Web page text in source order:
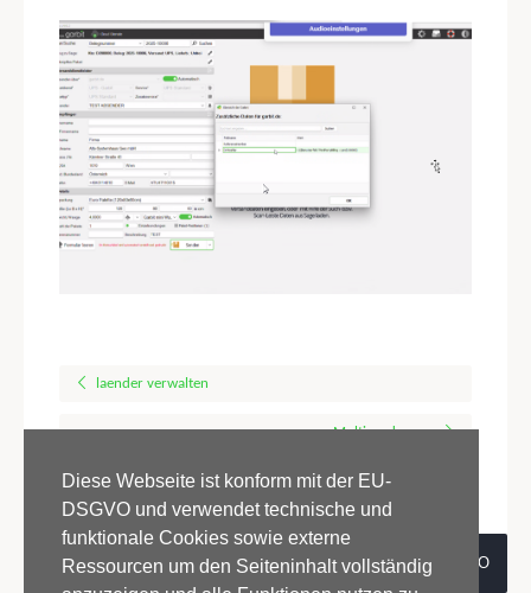
Diese Webseite ist konform mit der EU-
DSGVO und verwendet technische und
funktionale Cookies sowie externe
Ressourcen um den Seiteninhalt vollständig
laender verwalten
Multisendungen
GO